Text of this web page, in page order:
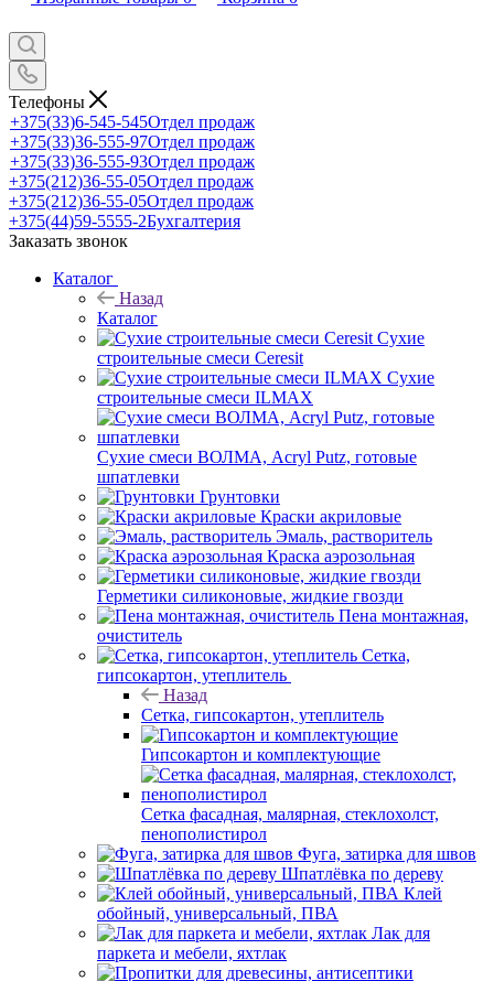
Телефоны
+375(33)6-545-545Отдел продаж
+375(33)36-555-97Отдел продаж
+375(33)36-555-93Отдел продаж
+375(212)36-55-05Отдел продаж
+375(212)36-55-05Отдел продаж
+375(44)59-5555-2Бухгалтерия
Заказать звонок
Каталог
Назад
Каталог
Сухие
строительные смеси Ceresit
Сухие
строительные смеси ILMAX
Сухие смеси ВОЛМА, Acryl Putz, готовые
шпатлевки
Грунтовки
Краски акриловые
Эмаль, растворитель
Краска аэрозольная
Герметики силиконовые, жидкие гвозди
Пена монтажная,
очиститель
Сетка,
гипсокартон, утеплитель
Назад
Сетка, гипсокартон, утеплитель
Гипсокартон и комплектующие
Сетка фасадная, малярная, стеклохолст,
пенополистирол
Фуга, затирка для швов
Шпатлёвка по дереву
Клей
обойный, универсальный, ПВА
Лак для
паркета и мебели, яхтлак